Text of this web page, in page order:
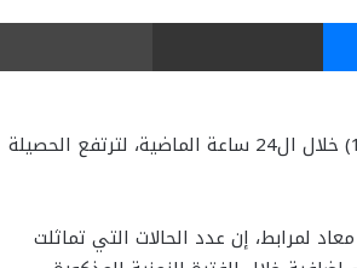
ماسنجر مشاركة عبر البريد
تسجيل 81 حالة إصابة مؤكدة جديدة بفيروس كورونا المستجد (كوفيد-19) خلال ال24 ساعة الماضية، لترتفع الحصيلة
لمرابط، إن عدد الحالات التي تماثلت